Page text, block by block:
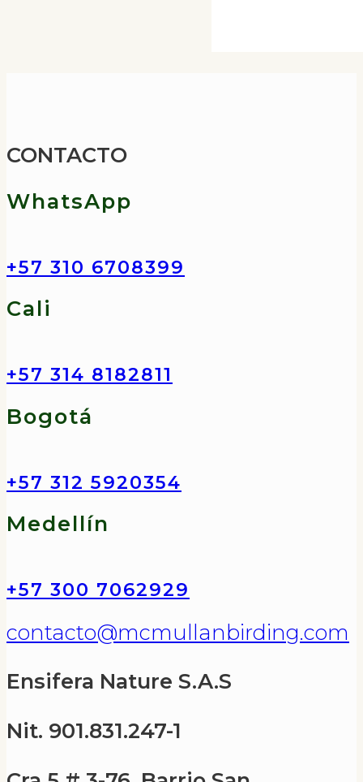
CONTACTO
WhatsApp
+57 310 6708399
Cali
+57 314 8182811
Bogotá
+57 312 5920354
Medellín
+57 300 7062929
contacto@mcmullanbirding.com
Ensifera Nature S.A.S
Nit. 901.831.247-1